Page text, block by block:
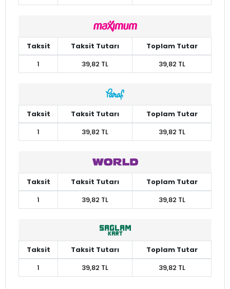
Taksit Taksit Tutarı
Toplam Tutar
1
39,82 TL 39,82 TL
Taksit Taksit Tutarı
Toplam Tutar
1
39,82 TL 39,82 TL
Taksit Taksit Tutarı
Toplam Tutar
1
39,82 TL 39,82 TL
Taksit Taksit Tutarı
Toplam Tutar
1
39,82 TL 39,82 TL